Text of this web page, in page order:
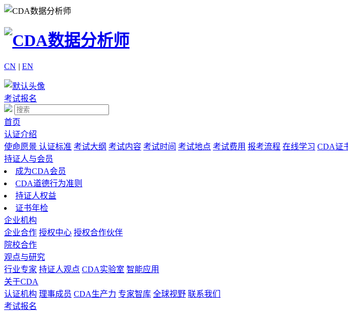
CN | EN
考试报名
首页
认证介绍
使命愿景 认证标准 考试大纲 考试内容 考试时间 考试地点 考试费用 报考流程 在线学习 CDA证
持证人与会员
成为CDA会员
CDA道德行为准则
持证人权益
证书年检
企业机构
企业合作 授权中心 授权合作伙伴
院校合作
观点与研究
行业专家 持证人观点 CDA实验室 智能应用
关于CDA
认证机构 理事成员 CDA生产力 专家智库 全球视野 联系我们
考试报名